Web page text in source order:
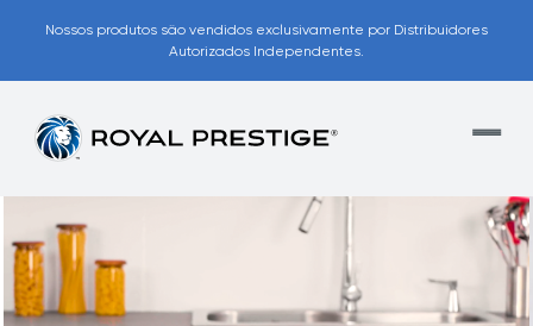
Nossos produtos são vendidos exclusivamente por Distribuidores
Autorizados Independentes.